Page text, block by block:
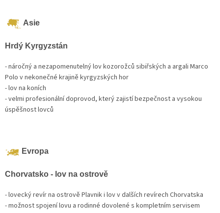
Asie
Hrdý Kyrgyzstán
- náročný a nezapomenutelný lov kozorožců sibiřských a argali Marco
Polo v nekonečné krajině kyrgyzských hor
- lov na koních
- velmi profesionální doprovod, který zajistí bezpečnost a vysokou
úspěšnost lovců
Evropa
Chorvatsko - lov na ostrově
- lovecký revír na ostrově Plavnik i lov v dalších revírech Chorvatska
- možnost spojení lovu a rodinné dovolené s kompletním servisem